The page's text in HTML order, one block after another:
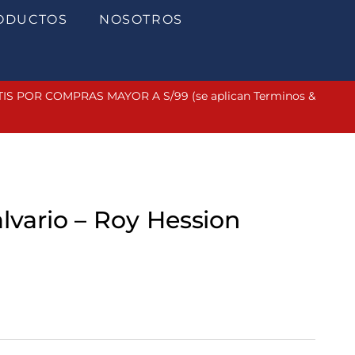
NOSOTROS
POR COMPRAS MAYOR A S/99 (se aplican Terminos &
– Roy Hession